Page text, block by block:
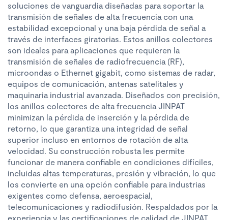
soluciones de vanguardia diseñadas para soportar la
transmisión de señales de alta frecuencia con una
estabilidad excepcional y una baja pérdida de señal a
través de interfaces giratorias. Estos anillos colectores
son ideales para aplicaciones que requieren la
transmisión de señales de radiofrecuencia (RF),
microondas o Ethernet gigabit, como sistemas de radar,
equipos de comunicación, antenas satelitales y
maquinaria industrial avanzada. Diseñados con precisión,
los anillos colectores de alta frecuencia JINPAT
minimizan la pérdida de inserción y la pérdida de
retorno, lo que garantiza una integridad de señal
superior incluso en entornos de rotación de alta
velocidad. Su construcción robusta les permite
funcionar de manera confiable en condiciones difíciles,
incluidas altas temperaturas, presión y vibración, lo que
los convierte en una opción confiable para industrias
exigentes como defensa, aeroespacial,
telecomunicaciones y radiodifusión. Respaldados por la
experiencia y las certificaciones de calidad de JINPAT,